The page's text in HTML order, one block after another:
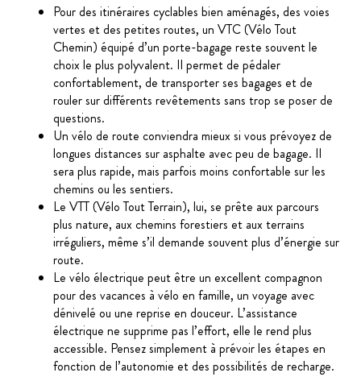
Pour des itinéraires cyclables bien aménagés, des voies
vertes et des petites routes, un VTC (Vélo Tout
Chemin) équipé d’un porte-bagage reste souvent le
choix le plus polyvalent. Il permet de pédaler
confortablement, de transporter ses bagages et de
rouler sur différents revêtements sans trop se poser de
questions.
Un vélo de route conviendra mieux si vous prévoyez de
longues distances sur asphalte avec peu de bagage. Il
sera plus rapide, mais parfois moins confortable sur les
chemins ou les sentiers.
Le VTT (Vélo Tout Terrain), lui, se prête aux parcours
plus nature, aux chemins forestiers et aux terrains
irréguliers, même s’il demande souvent plus d’énergie sur
route.
Le vélo électrique peut être un excellent compagnon
pour des vacances à vélo en famille, un voyage avec
dénivelé ou une reprise en douceur. L’assistance
électrique ne supprime pas l’effort, elle le rend plus
accessible. Pensez simplement à prévoir les étapes en
fonction de l’autonomie et des possibilités de recharge.